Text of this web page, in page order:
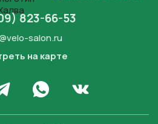
823-66-53
salon.ru
на карте
в Телеграм
Написать в WhatsApp
Перейти во